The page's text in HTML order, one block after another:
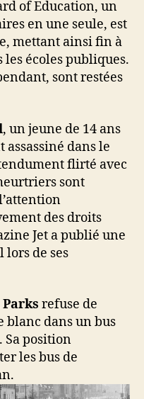
of Education, un
en une seule, est
mettant ainsi fin à
écoles publiques.
sont restées
, un jeune de 14 ans
assassiné dans le
flirté avec
sont
des droits
Jet a publié une
lors de ses
Parks refuse de
blanc dans un bus
Sa position
les bus de